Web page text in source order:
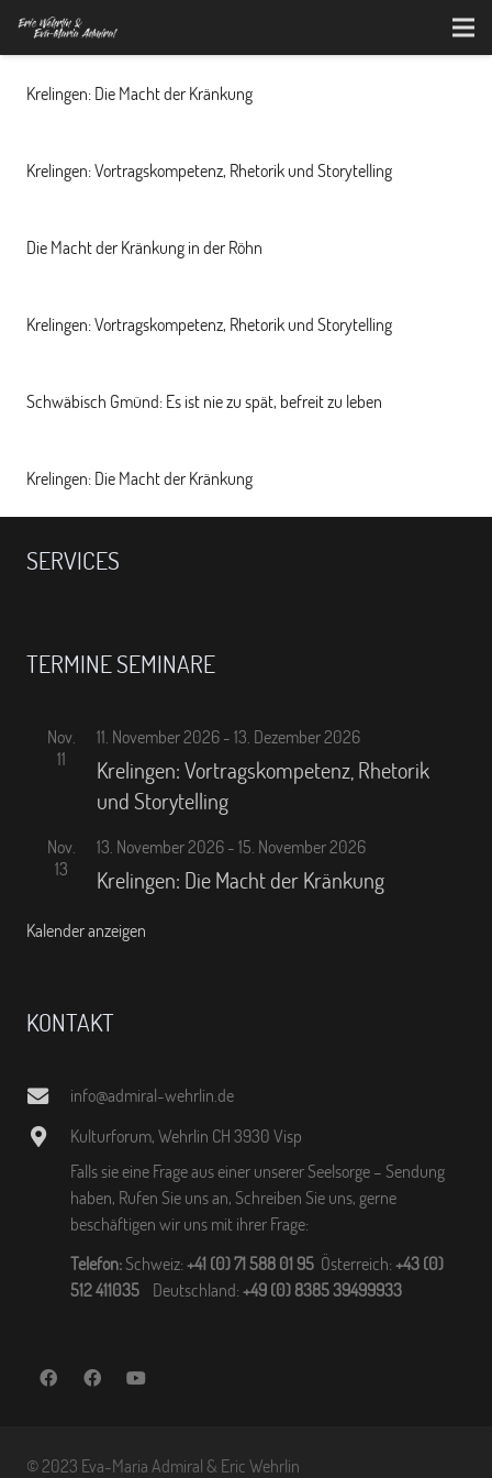
Krelingen: Die Macht der Kränkung
Krelingen: Vortragskompetenz, Rhetorik und Storytelling
Die Macht der Kränkung in der Röhn
Krelingen: Vortragskompetenz, Rhetorik und Storytelling
Schwäbisch Gmünd: Es ist nie zu spät, befreit zu leben
Krelingen: Die Macht der Kränkung
SERVICES
TERMINE SEMINARE
Nov.
11
11. November 2026 - 13. Dezember 2026
Krelingen: Vortragskompetenz, Rhetorik
und Storytelling
Nov.
13
13. November 2026 - 15. November 2026
Krelingen: Die Macht der Kränkung
Kalender anzeigen
KONTAKT
info@admiral-wehrlin.de
Kulturforum, Wehrlin CH 3930 Visp
Falls sie eine Frage aus einer unserer Seelsorge – Sendung
haben, Rufen Sie uns an, Schreiben Sie uns, gerne
beschäftigen wir uns mit ihrer Frage:
Telefon:Schweiz: +41 (0) 71 588 01 95 Österreich: +43 (0)
512 411035 Deutschland: +49 (0) 8385 39499933
© 2023 Eva-Maria Admiral & Eric Wehrlin